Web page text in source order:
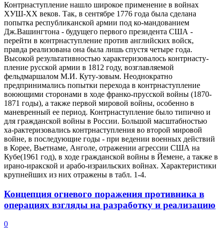
Контрнаступление нашло широкое применение в войнах
ХУШ-ХХ веков. Так, в сентябре 1776 года была сделана
попытка республиканской армии под ко-мандованием
Дж.Вашингтона - будущего первого президента США -
перейти в контрнаступление против английских войск,
правда реализована она была лишь спустя четыре года.
Высокой результативностью характеризовалось контрнасту-
пление русской армии в 1812 году, возглавляемой
фельдмаршалом М.И. Куту-зовым. Неоднократно
предпринимались попытки перехода в контрнаступление
воюющими сторонами в ходе франко-прусской войны (1870-
1871 годы), а также первой мировой войны, особенно в
маневренный ее период. Контрнаступление было типично и
для гражданской войны в России. Большой масштабностью
ха-рактеризовались контрнаступления во второй мировой
войне, в последующие годы - при ведении военных действий
в Корее, Вьетнаме, Анголе, отражении агрессии США на
Кубе(1961 год), в ходе гражданской войны в Йемене, а также в
ирано-иракской и арабо-израильских войнах. Характеристики
крупнейших из них отражены в табл. 1-4.
Концепция огневого поражения противника в
операциях взгляды на разработку и реализацию
0